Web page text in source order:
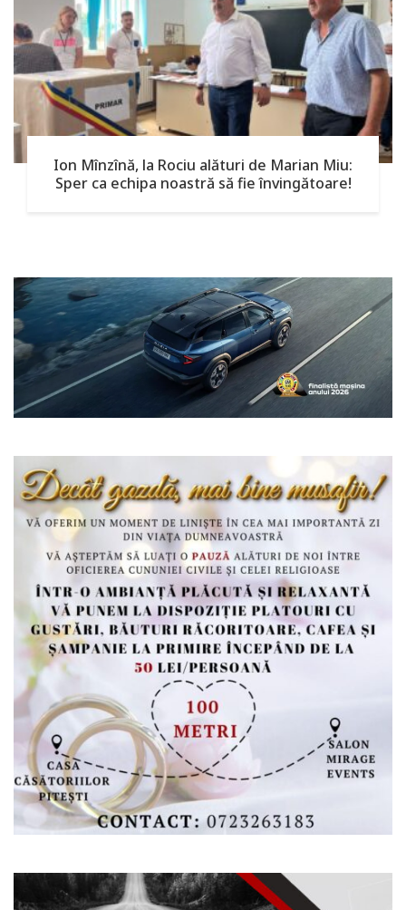
Ion Mînzînă, la Rociu alături de Marian Miu:
Sper ca echipa noastră să fie învingătoare!